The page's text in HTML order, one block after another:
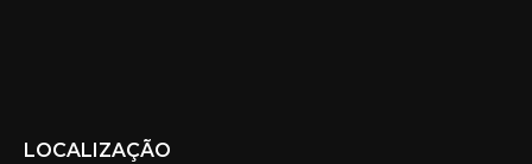
LOCALIZAÇÃO